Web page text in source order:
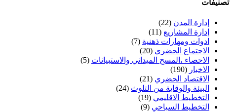
تصنيفات
إدارة المدن (22)
إدارة المشاريع (11)
ادوات ومهارات ذهنية (7)
الاجتماع الحضري (20)
الاحصاء ،المسح الميداني والاستبيانات (5)
الاخبار (190)
الاقتصاد الحضري (21)
البيئة والوقاية من التلوث (24)
التخطيط الاقليمي (19)
التخطيط السياحي (9)